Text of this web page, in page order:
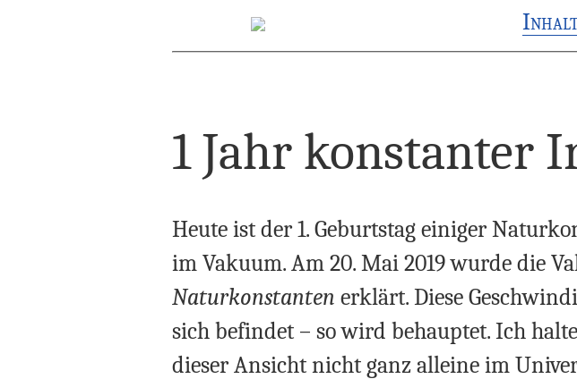
1 Jahr konstanter
Heute ist der 1. Geburtstag einiger
im Vakuum. Am 20. Mai 2019 wurde die
Naturkonstanten erklärt. Diese
sich befindet – so wird behauptet. Ich
dieser Ansicht nicht ganz alleine im